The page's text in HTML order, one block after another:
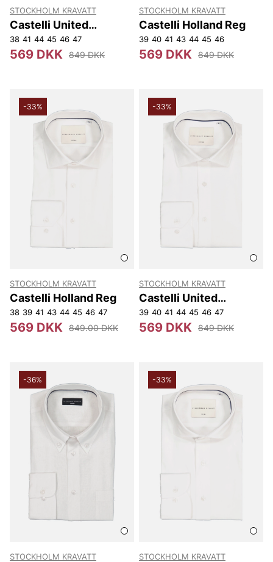
STOCKHOLM KRAVATT
Castelli United
Kingdom Reg
38 41 44 45 46 47
569 DKK 849 DKK
STOCKHOLM KRAVATT
Castelli Holland Reg
39 40 41 43 44 45 46
569 DKK 849 DKK
-33%
STOCKHOLM KRAVATT
Castelli Holland Reg
38 39 41 43 44 45 46 47
569 DKK 849.00 DKK
-33%
STOCKHOLM KRAVATT
Castelli United
Kingdom Reg
39 40 41 44 45 46 47
569 DKK 849 DKK
-36%
STOCKHOLM KRAVATT
-33%
STOCKHOLM KRAVATT